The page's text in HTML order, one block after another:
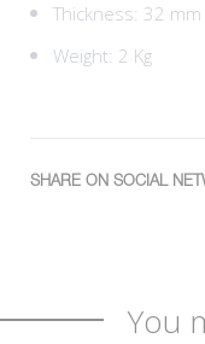
Thickness: 32 mm
Weight: 2 Kg
SHARE ON SOCIAL
You